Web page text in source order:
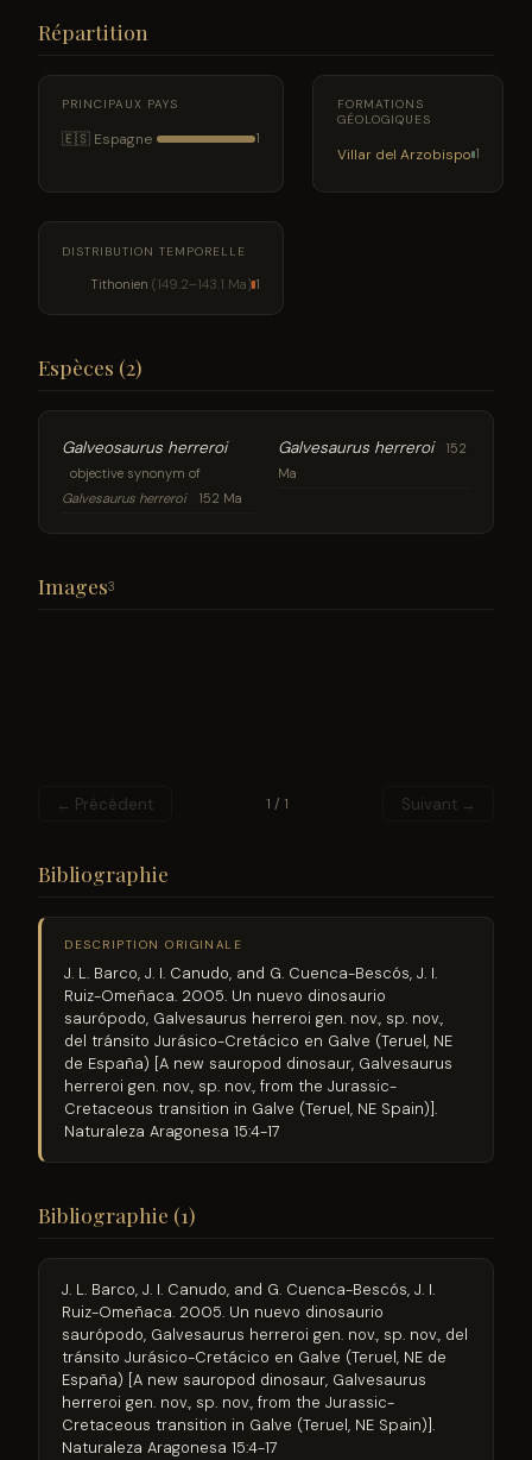
Répartition
PRINCIPAUX PAYS
🇪🇸 Espagne 1
FORMATIONS
GÉOLOGIQUES
Villar del Arzobispo 1
DISTRIBUTION TEMPORELLE
Tithonien (149.2–143.1 Ma) 1
Espèces (2)
Galveosaurus herreroi
objective synonym of
Galvesaurus herreroi
152 Ma
Galvesaurus herreroi
152
Ma
Images3
← Précédent 1 / 1 Suivant →
Bibliographie
DESCRIPTION ORIGINALE
J. L. Barco, J. I. Canudo, and G. Cuenca-Bescós, J. I.
Ruiz-Omeñaca. 2005. Un nuevo dinosaurio
saurópodo, Galvesaurus herreroi gen. nov., sp. nov.,
del tránsito Jurásico-Cretácico en Galve (Teruel, NE
de España) [A new sauropod dinosaur, Galvesaurus
herreroi gen. nov., sp. nov., from the Jurassic-
Cretaceous transition in Galve (Teruel, NE Spain)].
Naturaleza Aragonesa 15:4-17
Bibliographie (1)
J. L. Barco, J. I. Canudo, and G. Cuenca-Bescós, J. I.
Ruiz-Omeñaca. 2005. Un nuevo dinosaurio
saurópodo, Galvesaurus herreroi gen. nov., sp. nov., del
tránsito Jurásico-Cretácico en Galve (Teruel, NE de
España) [A new sauropod dinosaur, Galvesaurus
herreroi gen. nov., sp. nov., from the Jurassic-
Cretaceous transition in Galve (Teruel, NE Spain)].
Naturaleza Aragonesa 15:4-17